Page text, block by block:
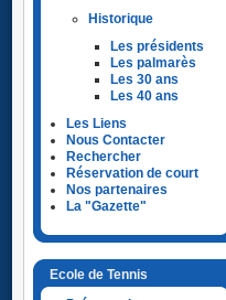
Historique
Les présidents
Les palmarès
Les 30 ans
Les 40 ans
Les Liens
Nous Contacter
Rechercher
Réservation de court
Nos partenaires
La "Gazette"
Ecole de Tennis